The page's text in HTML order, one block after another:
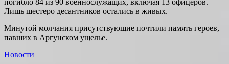
Лишь шестеро десантников остались в живых.
Минутой молчания присутствующие почтили память героев,
павших в Аргунском ущелье.
Категории
Новости